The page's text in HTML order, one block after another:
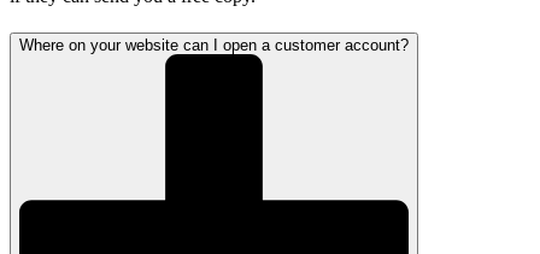
Where on your website can I open a customer account?